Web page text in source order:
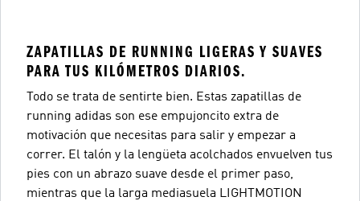
ZAPATILLAS DE RUNNING LIGERAS Y SUAVES
PARA TUS KILÓMETROS DIARIOS.
Todo se trata de sentirte bien. Estas zapatillas de
running adidas son ese empujoncito extra de
motivación que necesitas para salir y empezar a
correr. El talón y la lengüeta acolchados envuelven tus
pies con un abrazo suave desde el primer paso,
mientras que la larga mediasuela LIGHTMOTION